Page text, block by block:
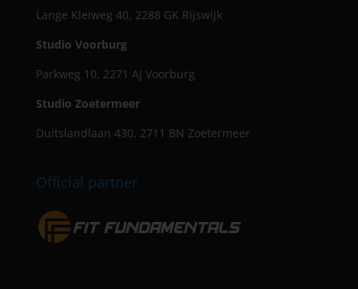
Lange Kleiweg 40, 2288 GK Rijswijk
Studio Voorburg
Parkweg 10, 2271 AJ Voorburg
Studio Zoetermeer
Duitslandlaan 430, 2711 BN Zoetermeer
Official partner